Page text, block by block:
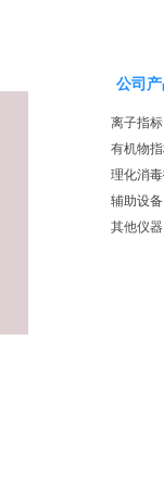
公司
离子指标
有机物
理化消
辅助设备
其他仪器